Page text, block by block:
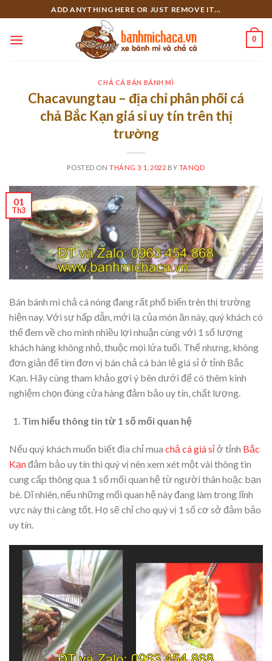
to
content
ADD ANYTHING HERE OR JUST REMOVE IT...
0
CHẢ CÁ BÁN BÁNH MÌ
Chacavungtau – địa chỉ phân phối cá
chả Bắc Kạn giá sỉ uy tín trên thị
trường
POSTED ONTHÁNG 3 1, 2022 BY TANQD
01
Th3
Bán bánh mì chả cá nóng đang rất phổ biến trên thị trường
hiện nay. Với sự hấp dẫn, mới lạ của món ăn này, quý khách có
thể đem về cho mình nhiều lợi nhuận cùng với 1 số lượng
khách hàng không nhỏ, thuộc mọi lứa tuổi. Thế nhưng, không
đơn giản để tìm đơn vị bán chả cá bán lẻ giá sỉ ở tỉnh Bắc
Kạn. Hãy cùng tham khảo gợi ý bên dưới để có thêm kinh
nghiệm chọn đúng cửa hàng đảm bảo uy tín, chất lượng.
Tìm hiểu thông tin từ 1 số mối quan hệ
Nếu quý khách muốn biết địa chỉ mua chả cá giá sỉở tỉnh Bắc
Kạnđảm bảo uy tín thì quý vị nên xem xét một vài thông tin
cung cấp thông qua 1 số mối quan hệ từ người thân hoặc bạn
bè. Dĩ nhiên, nếu những mối quan hệ này đang làm trong lĩnh
vực này thì càng tốt. Họ sẽ chỉ cho quý vị 1 số cơ sở đảm bảo
uy tín.